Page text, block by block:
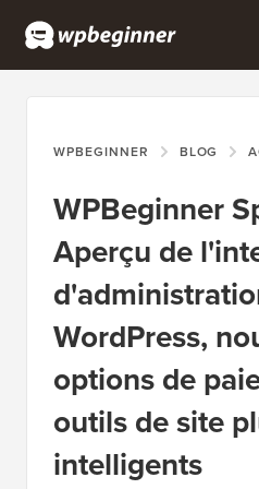
WPBEGINNER BLOG
WPBeginner
Aperçu de
WordPress,
options de
outils de site
intelligents